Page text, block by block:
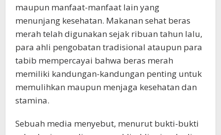
maupun manfaat-manfaat lain yang
menunjang kesehatan. Makanan sehat beras
merah telah digunakan sejak ribuan tahun lalu,
para ahli pengobatan tradisional ataupun para
tabib mempercayai bahwa beras merah
memiliki kandungan-kandungan penting untuk
memulihkan maupun menjaga kesehatan dan
stamina.
Sebuah media menyebut, menurut bukti-bukti